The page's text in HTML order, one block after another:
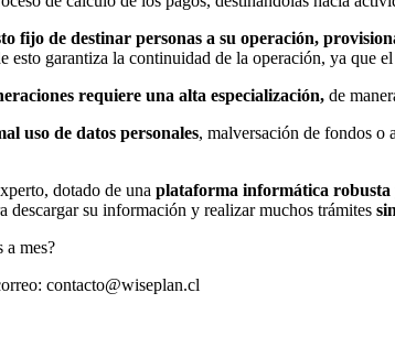
fijo de destinar personas a su operación,
esto garantiza la continuidad de la operación, ya que
requiere una alta especialización, de
uso de datos personales, malversación de fondos o
dotado de una plataforma informática robusta
descargar su información y realizar muchos trámites
a mes?
contacto@wiseplan.cl